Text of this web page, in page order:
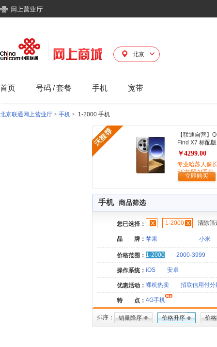
北京
首页 号码/套餐 手机 宽带
北京联通网上营业厅 > 手机 > 1-2000 手机
【联通自营】
Find X7 标配版
￥4299.00
专业哈苏人像
5G拍照AI手机
立即购买
手机 商品筛选
您已选择： 1-2000 清除筛
品 牌： 苹果 小米
价格范围： 1-2000 2000-3999
操作系统： iOS 安卓
优惠活动： 裸机热卖 招联信用付分
特 点： 4G手机
排序： 销量降序 价格升序 价